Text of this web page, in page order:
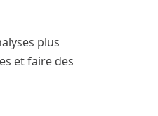
plus
et faire des